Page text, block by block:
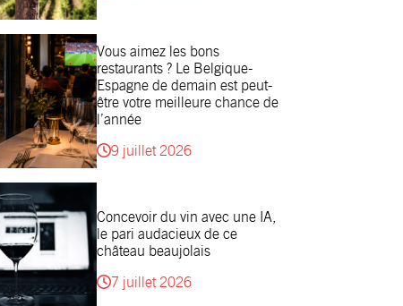
Vous aimez les bons
restaurants ? Le Belgique-
Espagne de demain est peut-
être votre meilleure chance de
l’année
9 juillet 2026
Concevoir du vin avec une IA,
le pari audacieux de ce
château beaujolais
7 juillet 2026